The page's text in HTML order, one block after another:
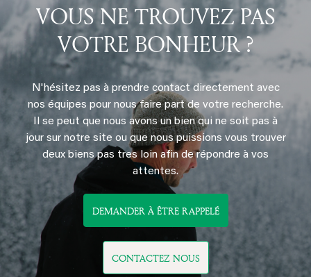
VOUS NE TROUVEZ PAS
VOTRE BONHEUR ?
N'hésitez pas à prendre contact directement avec
nos équipes pour nous faire part de votre recherche.
Il se peut que nous avons un bien qui ne soit pas à
jour sur notre site ou que nous puissions vous trouver
deux biens pas tres loin afin de répondre à vos
attentes.
DEMANDER À ÊTRE RAPPELÉ
CONTACTEZ NOUS